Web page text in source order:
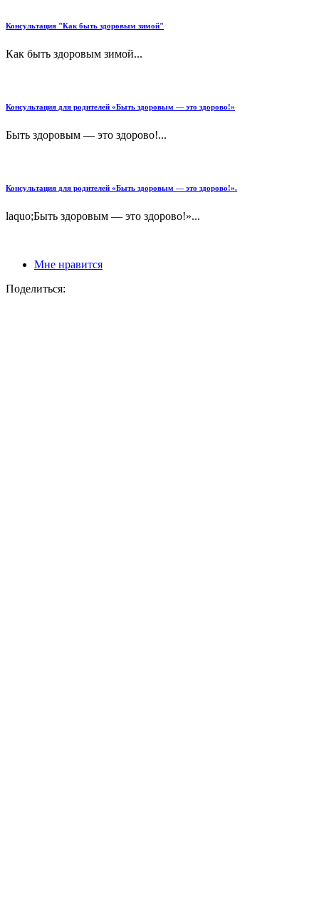
Консультация "Как быть здоровым зимой"
Как быть здоровым зимой...
Консультация для родителей «Быть здоровым — это здорово!»
Быть здоровым — это здорово!...
Консультация для родителей «Быть здоровым — это здорово!».
laquo;Быть здоровым — это здорово!»...
Мне нравится
Поделиться: